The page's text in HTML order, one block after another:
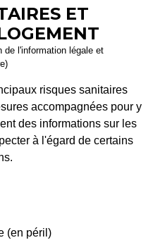
ET
de l'information légale et
risques sanitaires
accompagnées pour y
des informations sur les
à l'égard de certains
(en péril)